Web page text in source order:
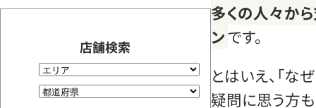
店舗検索
多くの人々か
ンです。
とはいえ、「な
疑問に思う方